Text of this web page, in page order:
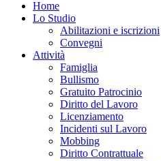
Home
Lo Studio
Abilitazioni e iscrizioni
Convegni
Attività
Famiglia
Bullismo
Gratuito Patrocinio
Diritto del Lavoro
Licenziamento
Incidenti sul Lavoro
Mobbing
Diritto Contrattuale